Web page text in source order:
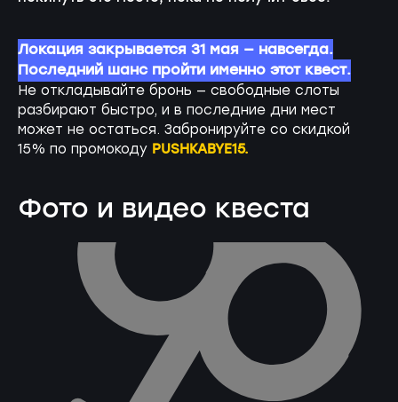
Локация закрывается 31 мая — навсегда.
Последний шанс пройти именно этот квест.
Не откладывайте бронь — свободные слоты
разбирают быстро, и в последние дни мест
может не остаться. Забронируйте со скидкой
15% по промокоду PUSHKABYE15.
Фото и видео квеста